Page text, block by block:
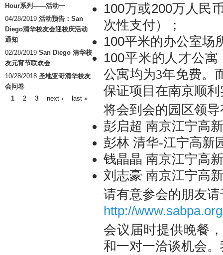
Hour系列——活动一
04/28/2019 活动预告：San
Diego清华校友会迎校庆活动
通知
02/28/2019 San Diego 清华校
友元宵节联欢会
10/28/2018 圣地亚哥清华校友
会问卷
Pages
1 2 3 next › last »
100万或200万人民
次性支付）；
100平米的办公室场
100平米的人才公
公寓均为3年免费。
保证项目在南京顺
将会到会的园区领导
彭启超 南京江宁高
彭林 清华-江宁高新
钱晶晶 南京江宁高
刘志豪 南京江宁高
请有意参会的朋友
http://
会议届时提供晚餐
和一对一洽谈机会